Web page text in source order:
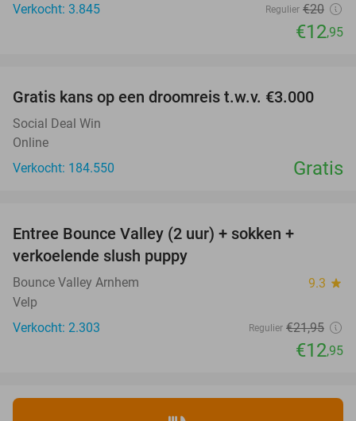
Verkocht: 3.845
Regulier €20
€12,95
Gratis kans op een droomreis t.w.v. €3.000
Social Deal Win
Online
Verkocht: 184.550
Gratis
Entree Bounce Valley (2 uur) + sokken +
verkoelende slush puppy
Bounce Valley Arnhem 9.3 star
Velp
Verkocht: 2.303
Regulier €21,95
€12,95